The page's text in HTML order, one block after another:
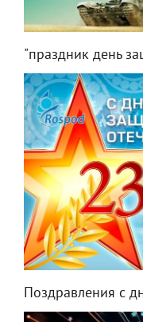
"праздник день
Поздравления с